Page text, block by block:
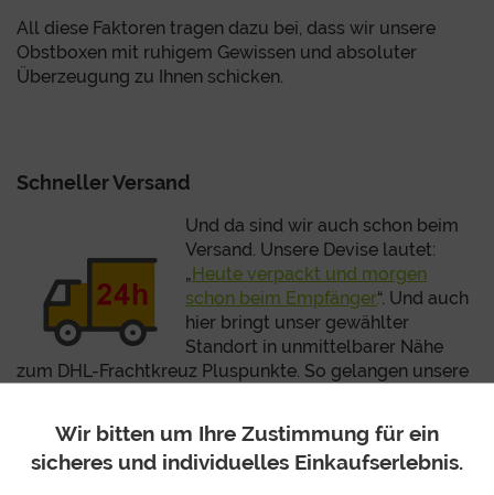
All diese Faktoren tragen dazu bei, dass wir unsere
Obstboxen mit ruhigem Gewissen und absoluter
Überzeugung zu Ihnen schicken.
Schneller Versand
Und da sind wir auch schon beim
Versand. Unsere Devise lautet:
„ Heute verpackt und morgen
schon beim Empfänger.“. Und auch
hier bringt unser gewählter
Standort in unmittelbarer Nähe
zum DHL-Frachtkreuz Pluspunkte. So gelangen unsere
zugestellt.
Wir bitten um Ihre Zustimmung für ein
sicheres und individuelles Einkaufserlebnis.